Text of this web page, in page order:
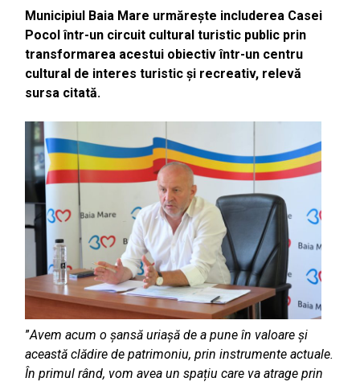
Municipiul Baia Mare urmărește includerea Casei
Pocol într-un circuit cultural turistic public prin
transformarea acestui obiectiv într-un centru
cultural de interes turistic și recreativ, relevă
sursa citată.
”Avem acum o șansă uriașă de a pune în valoare și
această clădire de patrimoniu, prin instrumente actuale.
În primul rând, vom avea un spațiu care va atrage prin